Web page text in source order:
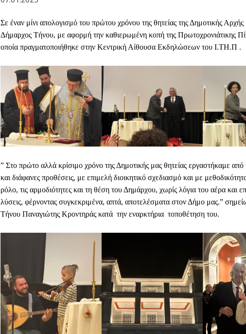
Σε έναν μίνι απολογισμό του πρώτου χρόνου της θητείας της Δημοτικής
Δήμαρχος Τήνου, με αφορμή την καθιερωμένη κοπή της Πρωτοχρονιάτικης
οποία πραγματοποιήθηκε στην Κεντρική Αίθουσα Εκδηλώσεων του Ι.ΤΗ.Π .
” Στο πρώτο αλλά κρίσιμο χρόνο της Δημοτικής μας θητείας εργαστήκαμε από
και διάφανες προθέσεις, με επιμελή διοικητικό σχεδιασμό και με
ρόλο, τις αρμοδιότητες και τη θέση του Δημάρχου, χωρίς λόγια του αέρα και
λύσεις, φέρνοντας συγκεκριμένα, απτά, αποτελέσματα στον Δήμο μας.”
Τήνου Παναγιώτης Κροντηράς κατά την εναρκτήρια τοποθέτηση του.